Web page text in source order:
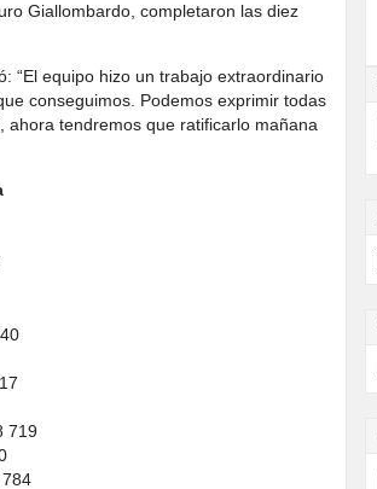
Giallombardo, completaron las diez
“El equipo hizo un trabajo extraordinario
conseguimos. Podemos exprimir todas
tendremos que ratificarlo mañana
719